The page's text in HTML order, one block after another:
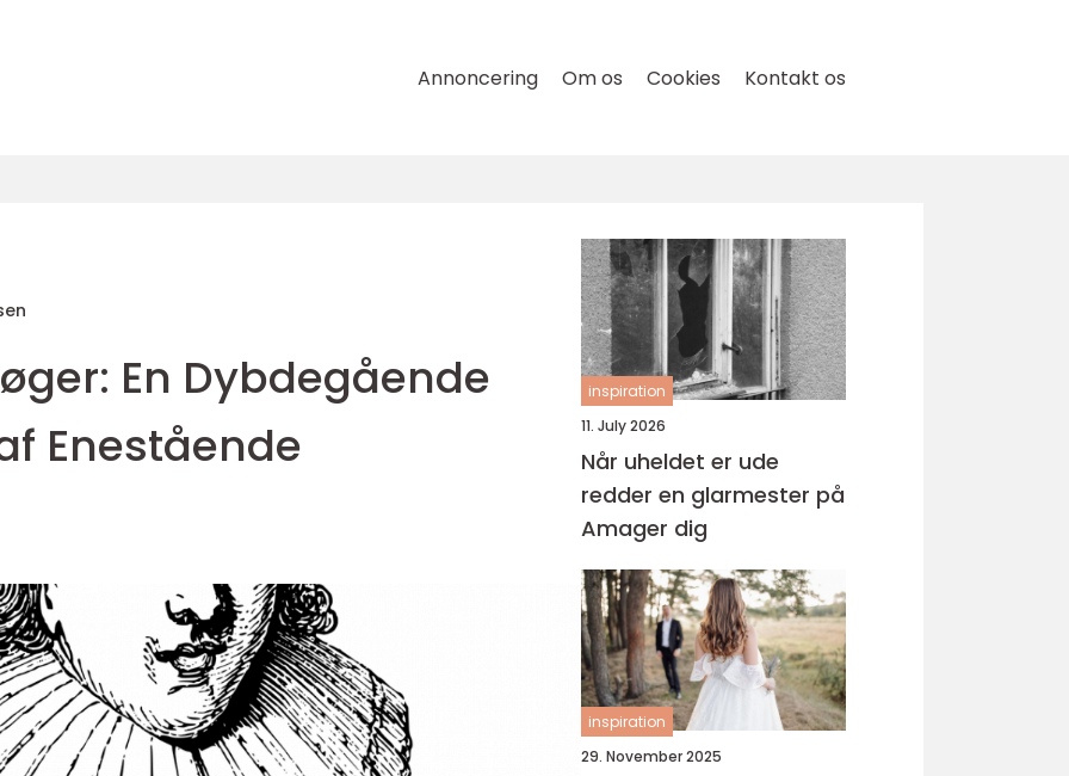
Annoncering Om os Cookies Kontakt os
En Dybdegående
Enestående
inspiration
11. July 2026
Når uheldet er ude
redder en glarmester på
Amager dig
inspiration
29. November 2025